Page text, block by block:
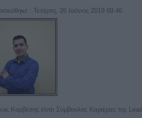
: Τετάρτη, 26 Ιούνιος 2019 09:46
Κορβέσης είναι Σύμβουλος Καριέρας της